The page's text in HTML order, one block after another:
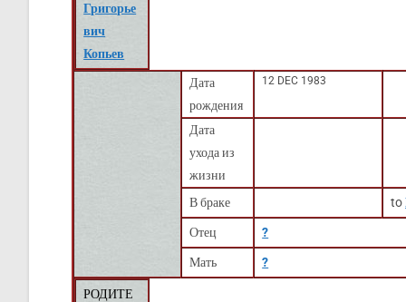
Григорье
вич
Копьев
Дата
рождения
12 DEC 1983
Дата
ухода из
жизни
В браке
to
Отец ?
Мать ?
РОДИТЕ